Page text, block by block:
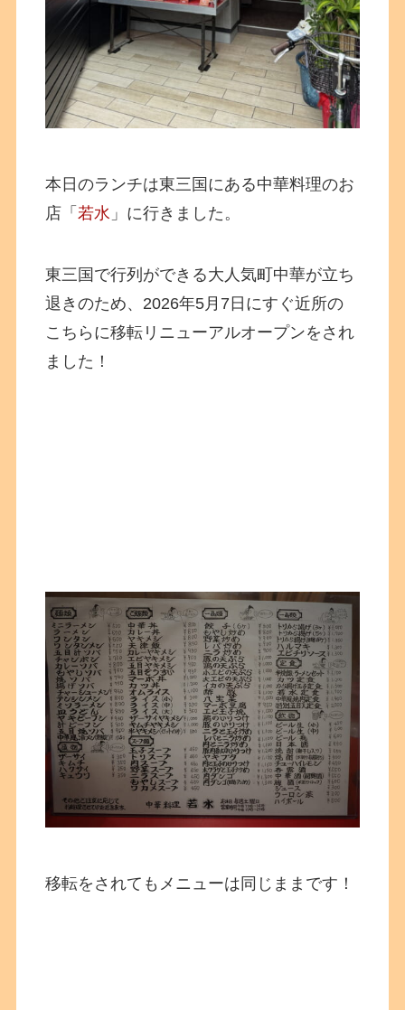
本日のランチは東三国にある中華料理のお
店「若水 」に行きました。
東三国で行列ができる大人気町中華が立ち
退きのため、2026年5月7日にすぐ近所の
こちらに移転リニューアルオープンをされ
ました！
移転をされてもメニューは同じままです！